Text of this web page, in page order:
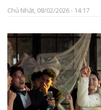
Chủ Nhật, 08/02/2026 - 14:17